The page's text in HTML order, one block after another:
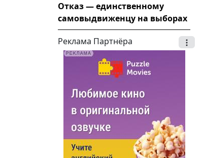
Отказ — единственному
самовыдвиженцу на выборах
Реклама Партнёра